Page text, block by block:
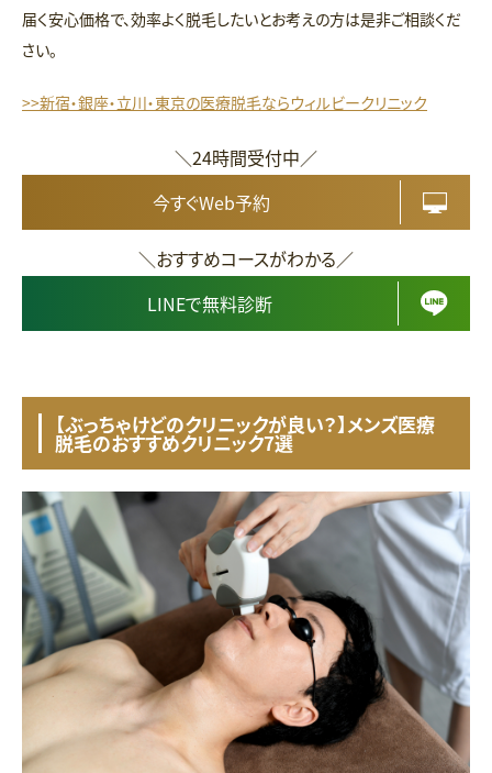
届く安心価格で、効率よく脱毛したいとお考えの方は是非ご相談くだ
さい。
>>新宿・銀座・立川・東京の医療脱毛ならウィルビークリニック
＼24時間受付中／
今すぐWeb予約
＼おすすめコースがわかる／
LINEで無料診断
【ぶっちゃけどのクリニックが良い？】メンズ医療
脱毛のおすすめクリニック7選